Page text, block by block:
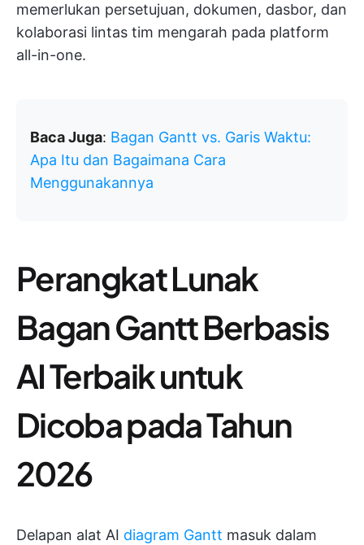
memerlukan persetujuan, dokumen, dasbor, dan
kolaborasi lintas tim mengarah pada platform
all-in-one.
Baca Juga: Bagan Gantt vs. Garis Waktu:
Apa Itu dan Bagaimana Cara
Menggunakannya
Perangkat Lunak
Bagan Gantt Berbasis
AI Terbaik untuk
Dicoba pada Tahun
2026
Delapan alat AI diagram Gantt masuk dalam